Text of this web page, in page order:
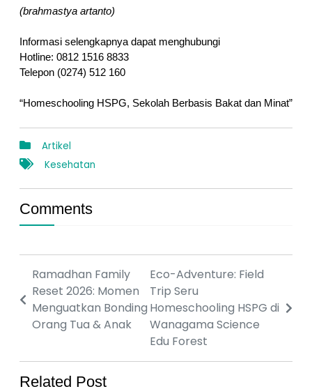
(brahmastya artanto)
Informasi selengkapnya dapat menghubungi
Hotline: 0812 1516 8833
Telepon (0274) 512 160
“Homeschooling HSPG, Sekolah Berbasis Bakat dan Minat”
Artikel
Kesehatan
Comments
Ramadhan Family
Reset 2026: Momen
Menguatkan Bonding
Orang Tua & Anak
Eco-Adventure: Field
Trip Seru
Homeschooling HSPG di
Wanagama Science
Edu Forest
Related Post